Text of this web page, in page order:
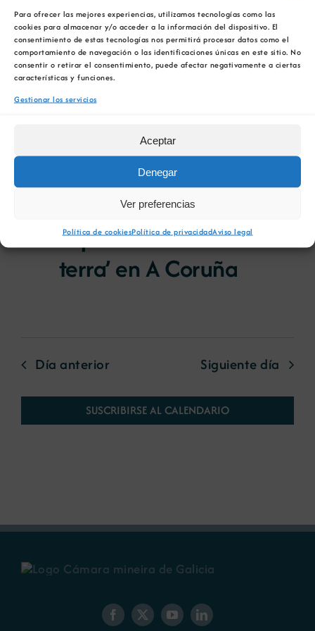
Para ofrecer las mejores experiencias, utilizamos tecnologías como las
cookies para almacenar y/o acceder a la información del dispositivo. El
consentimiento de estas tecnologías nos permitirá procesar datos como el
comportamiento de navegación o las identificaciones únicas en este sitio. No
consentir o retirar el consentimiento, puede afectar negativamente a ciertas
características y funciones.
Gestionar los servicios
Aceptar
Denegar
Ver preferencias
Política de cookiesPolítica de privacidadAviso legal
en
12
de
00:00
de
de
Selecciona
la
fecha.
Todo el día
Apertura Convocatoria
II Premios Nacionales
Minería y Vida
21 de mayo 00:00/30 de junio 23:59
Exposición ‘Tesouros da
terra’ en A Coruña
3 de junio 00:00/16 de junio 23:59
Día anterior Siguiente día
SUSCRIBIRSE AL CALENDARIO